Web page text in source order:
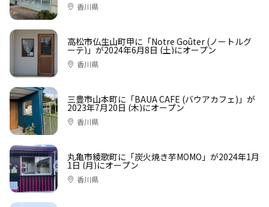
香川県
高松市仏生山町甲に「Notre Goûter (ノートルグ
ーテ)」が2024年6月8日 (土)にオープン
香川県
三豊市山本町に「BAUA CAFE (バウアカフェ)」が
2023年7月20日 (木)にオープン
香川県
丸亀市綾歌町に「炭火焼き芋MOMO」が2024年1月
1日 (月)にオープン
香川県